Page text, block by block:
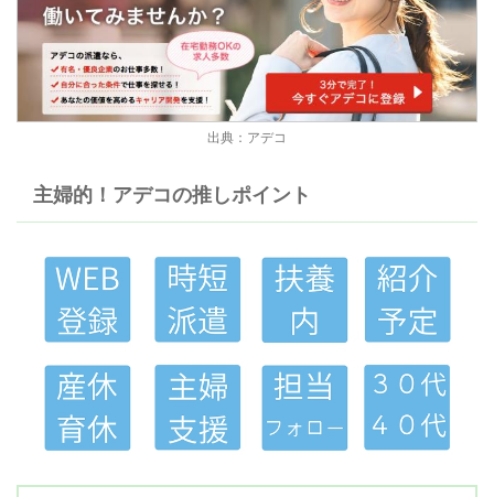
出典：アデコ
主婦的！アデコの推しポイント